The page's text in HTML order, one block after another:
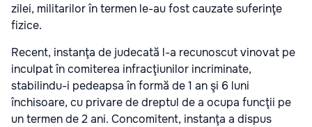
zilei, militarilor în termen le-au fost cauzate suferinţe
fizice.
Recent, instanţa de judecată l-a recunoscut vinovat pe
inculpat în comiterea infracţiunilor incriminate,
stabilindu-i pedeapsa în formă de 1 an şi 6 luni
închisoare, cu privare de dreptul de a ocupa funcţii pe
un termen de 2 ani. Concomitent, instanţa a dispus